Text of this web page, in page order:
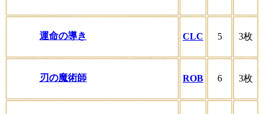
運命の導き CLC 5 3枚
刃の魔術師 ROB 6 3枚